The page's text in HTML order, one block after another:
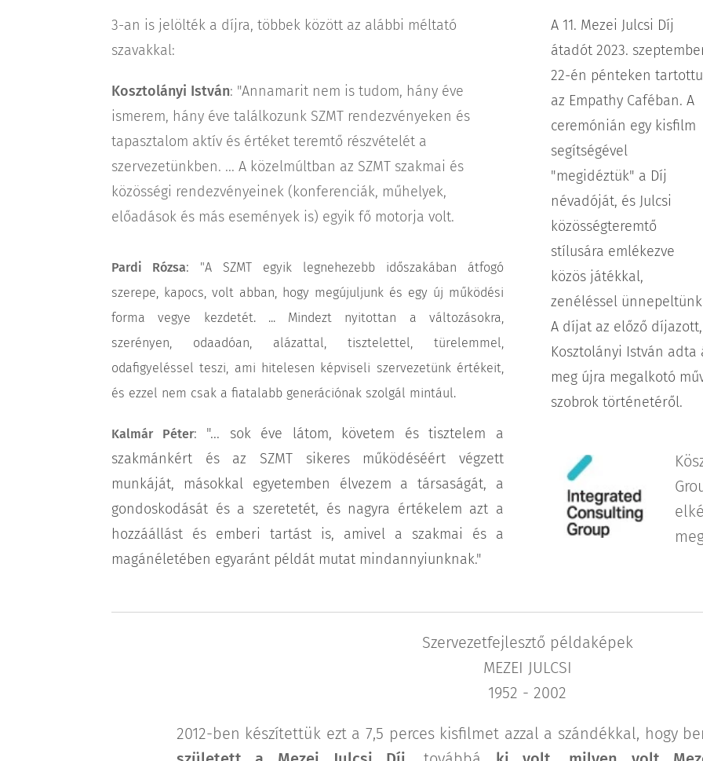
3-an is jelölték a díjra, többek között az alábbi méltató
szavakkal:
Kosztolányi István: "Annamarit nem is tudom, hány éve
ismerem, hány éve találkozunk SZMT rendezvényeken és
tapasztalom aktív és értéket teremtő részvételét a
szervezetünkben. ... A közelmúltban az SZMT szakmai és
közösségi rendezvényeinek (konferenciák, műhelyek,
előadások és más események is) egyik fő motorja volt.
Pardi Rózsa:
"A SZMT egyik legnehezebb időszakában átfogó
szerepe, kapocs, volt abban, hogy megújuljunk és egy új működési
forma vegye kezdetét. ... Mindezt nyitottan a változásokra,
szerényen, odaadóan, alázattal, tisztelettel, türelemmel,
odafigyeléssel teszi, ami hitelesen képviseli szervezetünk értékeit,
és ezzel nem csak a fiatalabb generációnak szolgál mintául.
Kalmár Péter: "... sok éve látom, követem és tisztelem a
szakmánkért és az SZMT sikeres működéséért végzett
munkáját, másokkal egyetemben élvezem a társaságát, a
gondoskodását és a szeretetét, és nagyra értékelem azt a
hozzáállást és emberi tartást is, amivel a szakmai és a
magánéletében egyaránt példát mutat mindannyiunknak."
A 11. Mezei Julcsi Díj
átadót 2023.
22-én pénteken
az Empathy Caféban. A
ceremónián egy kisfilm
segítségével
"megidéztük" a Díj
névadóját, és Julcsi
közösségteremtő
stílusára emlékezve
közös játékkal,
zenéléssel
A díjat az előző díjazott,
Kosztolányi István
meg újra megalkotó
szobrok történetéről.
Szervezetfejlesztő példaképek
MEZEI JULCSI
1952 - 2002
2012-ben készítettük ezt a 7,5 perces kisfilmet azzal a szándékkal, hogy